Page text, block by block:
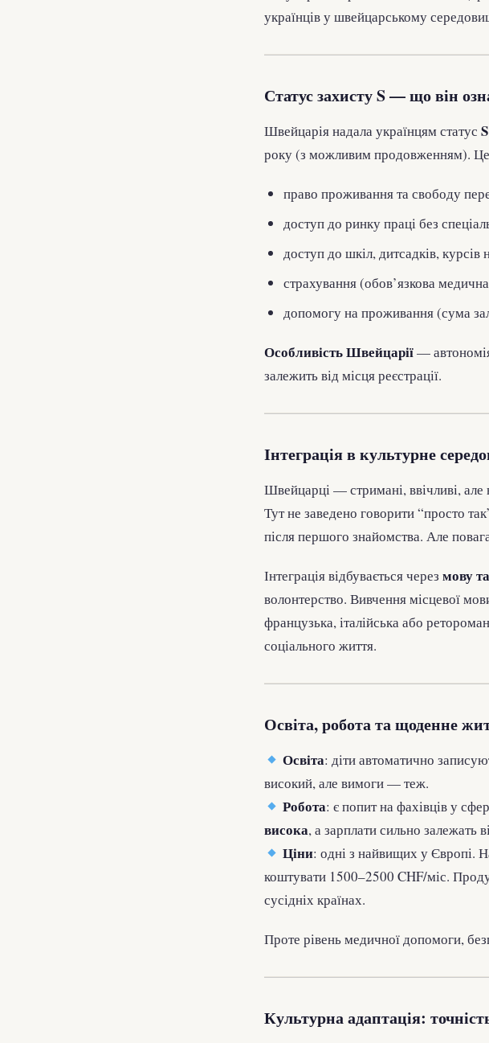
українців у швейцарському
Статус захисту S — що він
Швейцарія надала українцям статус
року (з можливим продовженням). Це
право проживання та свободу
доступ до ринку праці без
доступ до шкіл, дитсадків, курсів
страхування (обов’язкова
допомогу на проживання (сума
Особливість Швейцарії—
залежить від місця реєстрації.
Інтеграція в культурне
Швейцарці — стримані, ввічливі,
Тут не заведено говорити “просто
після першого знайомства. Але
Інтеграція відбувається через мову
волонтерство. Вивчення місцевої
французька, італійська або
соціального життя.
Освіта, робота та щоденне
Освіта: діти автоматично
високий, але вимоги — теж.
Робота: є попит на фахівців у
висока, а зарплати сильно залежать
Ціни: одні з найвищих у Європі.
коштувати 1500–2500 CHF/міс.
сусідніх країнах.
Проте рівень медичної допомоги,
Культурна адаптація: